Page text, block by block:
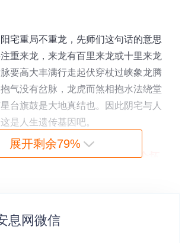
宅重局不重龙，先师们这句话的意思
重来龙，来龙有百里来龙或十里来龙
要高大丰满行走起伏穿杖过峡象龙腾
气没有岔脉，龙虎而煞相抱水法绕堂
台旗鼓是大地真结也。因此阴宅与人
是人生遗传基因吧。
能使后代子孙福贵兴旺，一个坏
旺完全在立向和理气布局上，形
展开剩余79%
息网微信